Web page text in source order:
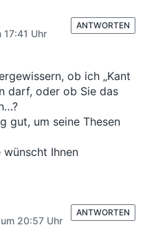
17:41 Uhr
ob ich „Kant
darf, oder ob Sie das
gut, um seine Thesen
wünscht Ihnen
ANTWORTEN
20:57 Uhr
ANTWORTEN